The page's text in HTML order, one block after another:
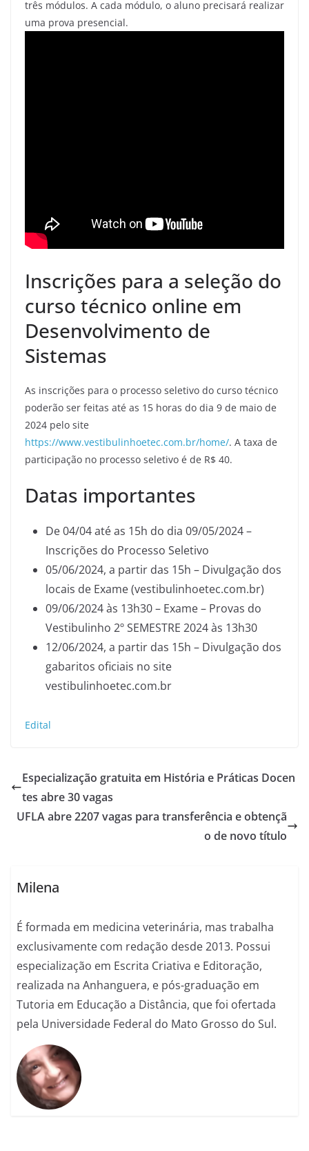
três módulos. A cada módulo, o aluno precisará realizar
uma prova presencial.
Inscrições para a seleção do
curso técnico online em
Desenvolvimento de
Sistemas
As inscrições para o processo seletivo do curso técnico
poderão ser feitas até as 15 horas do dia 9 de maio de
2024 pelo site
https://www.vestibulinhoetec.com.br/home/. A taxa de
participação no processo seletivo é de R$ 40.
Datas importantes
De 04/04 até as 15h do dia 09/05/2024 –
Inscrições do Processo Seletivo
05/06/2024, a partir das 15h – Divulgação dos
locais de Exame (vestibulinhoetec.com.br)
09/06/2024 às 13h30 – Exame – Provas do
Vestibulinho 2º SEMESTRE 2024 às 13h30
12/06/2024, a partir das 15h – Divulgação dos
gabaritos oficiais no site
vestibulinhoetec.com.br
Edital
Especialização gratuita em História e Práticas Docen
tes abre 30 vagas
UFLA abre 2207 vagas para transferência e obtençã
o de novo título
Milena
É formada em medicina veterinária, mas trabalha
exclusivamente com redação desde 2013. Possui
especialização em Escrita Criativa e Editoração,
realizada na Anhanguera, e pós-graduação em
Tutoria em Educação a Distância, que foi ofertada
pela Universidade Federal do Mato Grosso do Sul.